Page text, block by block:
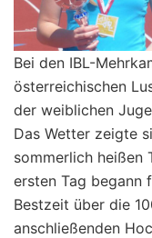
Bei den IBL-
österreichischen
der weiblichen
Das Wetter zeigte
sommerlich heißen
ersten Tag begann
Bestzeit über die
anschließenden